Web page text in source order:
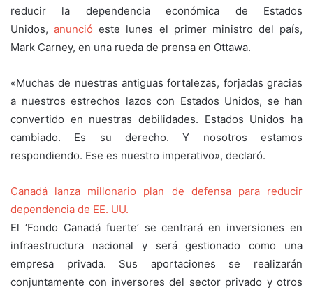
reducir la dependencia económica de Estados
Unidos,anunció este lunes el primer ministro del país,
Mark Carney, en una rueda de prensa en Ottawa.
«Muchas de nuestras antiguas fortalezas, forjadas gracias
a nuestros estrechos lazos con Estados Unidos, se han
convertido en nuestras debilidades. Estados Unidos ha
cambiado. Es su derecho. Y nosotros estamos
respondiendo. Ese es nuestro imperativo», declaró.
Canadá lanza millonario plan de defensa para reducir
dependencia de EE. UU.
El ‘Fondo Canadá fuerte’ se centrará en inversiones en
infraestructura nacional y será gestionado como una
empresa privada. Sus aportaciones se realizarán
conjuntamente con inversores del sector privado y otros